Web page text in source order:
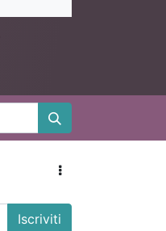
Iscriviti